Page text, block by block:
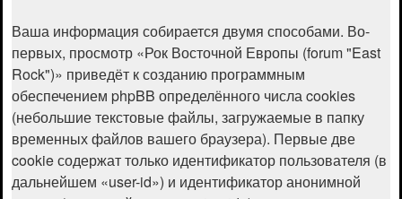
Ваша информация собирается двумя способами. Во-
первых, просмотр «Рок Восточной Европы (forum "East
Rock")» приведёт к созданию программным
обеспечением phpBB определённого числа cookies
(небольшие текстовые файлы, загружаемые в папку
временных файлов вашего браузера). Первые две
cookie содержат только идентификатор пользователя (в
дальнейшем «user-id») и идентификатор анонимной